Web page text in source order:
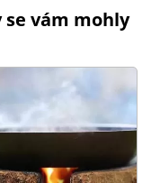
vám mohly